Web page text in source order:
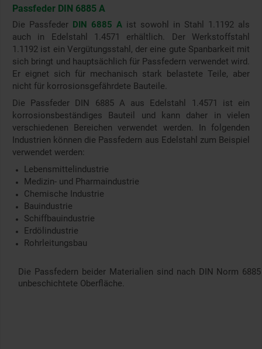
Passfeder DIN 6885 A
Die Passfeder DIN 6885 A ist sowohl in Stahl 1.1192 als
auch in Edelstahl 1.4571 erhältlich. Der Werkstoffstahl
1.1192 ist ein Vergütungsstahl, der eine gute Spanbarkeit mit
sich bringt und hauptsächlich für Passfedern verwendet wird.
Er eignet sich für mechanisch stark belastete Teile, aber
nicht für korrosionsgefährdete Bauteile.
Die Passfeder DIN 6885 A aus Edelstahl 1.4571 ist ein
korrosionsbeständiges Bauteil und kann daher in vielen
verschiedenen Bereichen verwendet werden. In folgenden
Industrien können die Passfedern aus Edelstahl zum Beispiel
verwendet werden:
Lebensmittelindustrie
Medizin- und Pharmaindustrie
Chemische Industrie
Bauindustrie
Schiffbauindustrie
Erdölindustrie
Rohrleitungsbau
Die Passfedern beider Materialien sind nach DIN Norm
unbeschichtete Oberfläche.